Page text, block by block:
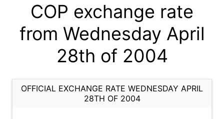
COP exchange rate
from Wednesday April
28th of 2004
OFFICIAL EXCHANGE RATE WEDNESDAY APRIL
28TH OF 2004